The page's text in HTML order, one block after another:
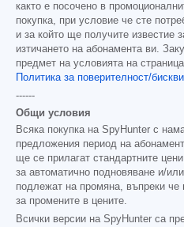
както е посочено в
покупка, при условие че сте
и за който ще получите известие
изтичането на абонамента ви.
предмет на условията на
Политика за поверителност/
------
Общи условия
Всяка покупка на SpyHunter с
предложения период на
ще се прилагат стандартните
за автоматично подновяване и/
подлежат на промяна, въпреки
за промените в цените.
Всички версии на SpyHunter са